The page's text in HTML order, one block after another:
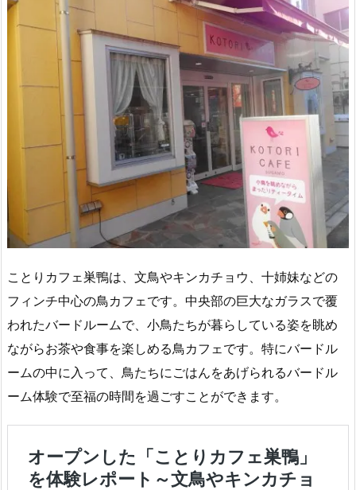
ことりカフェ巣鴨は、文鳥やキンカチョウ、十姉妹などの
フィンチ中心の鳥カフェです。中央部の巨大なガラスで覆
われたバードルームで、小鳥たちが暮らしている姿を眺め
ながらお茶や食事を楽しめる鳥カフェです。特にバードル
ームの中に入って、鳥たちにごはんをあげられるバードル
ーム体験で至福の時間を過ごすことができます。